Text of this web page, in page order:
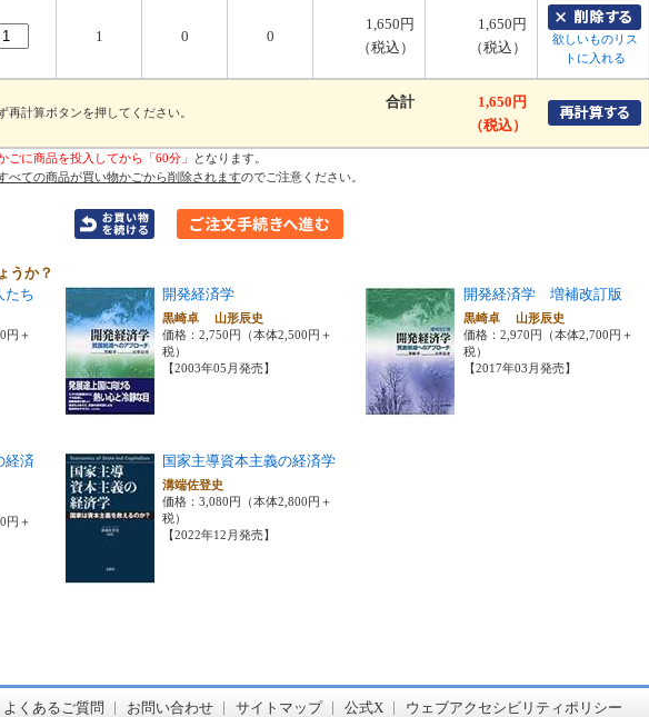
1 0 0
1,650円
（税込）
1,650円
（税込）
欲しいものリス
トに入れる
計算ボタンを押してください。
合計
1,650円
（税込）
ごに商品を投入してから「60分」
となります。
べての商品が買い物かごから削除されますのでご注意ください。
うか？
たち
円＋
開発経済学
黒崎卓 山形辰史
価格：2,750円（本体2,500円＋
税）
【2003年05月発売】
開発経済学 増補改訂版
黒崎卓 山形辰史
価格：2,970円（本体2,700円＋
税）
【2017年03月発売】
経済
円＋
国家主導資本主義の経済学
溝端佐登史
価格：3,080円（本体2,800円＋
税）
【2022年12月発売】
よくあるご質問 お問い合わせ サイトマップ 公式X ウェブアクセシビリティポリシー